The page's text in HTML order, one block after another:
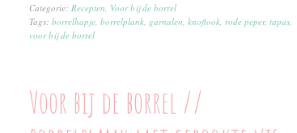
Categorie: Recepten Voor bij de borrel
Tags: borrelhapje, borrelplank, garnalen knoflook, rode peper, tapas,
voor bij de borrel
Voor bij de borrel //